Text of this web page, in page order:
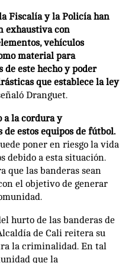
Fiscalía y la Policía han
exhaustiva con
vehículos
material para
este hecho y poder
que establece la ley
Dranguet.
a la cordura y
estos equipos de fútbol.
poner en riesgo la vida
debido a esta situación.
que las banderas sean
el objetivo de generar
hurto de las banderas de
de Cali reitera su
la criminalidad. En tal
que la